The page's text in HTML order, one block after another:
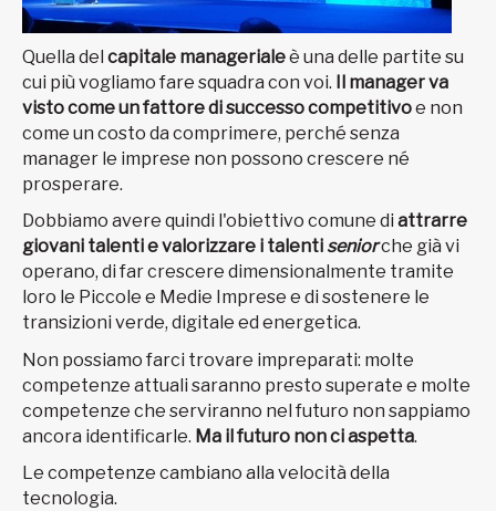
Quella del capitale managerialeè una delle partite su
cui più vogliamo fare squadra con voi. Il manager va
visto come un fattore di successo competitivoe non
come un costo da comprimere, perché senza
manager le imprese non possono crescere né
prosperare.
Dobbiamo avere quindi l'obiettivo comune di attrarre
giovani talenti e valorizzare i talenti seniorche già vi
operano, di far crescere dimensionalmente tramite
loro le Piccole e Medie Imprese e di sostenere le
transizioni verde, digitale ed energetica.
Non possiamo farci trovare impreparati: molte
competenze attuali saranno presto superate e molte
competenze che serviranno nel futuro non sappiamo
ancora identificarle. Ma il futuro non ci aspetta.
Le competenze cambiano alla velocità della
tecnologia.